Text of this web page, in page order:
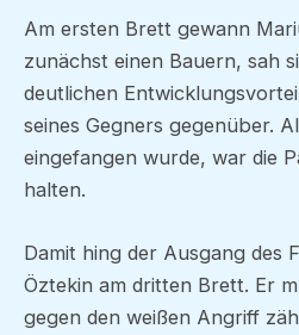
Am ersten Brett gewann
zunächst einen Bauern, sah
deutlichen
seines Gegners gegenüber.
eingefangen wurde, war die
halten.
Damit hing der Ausgang des
Öztekin am dritten Brett. Er
gegen den weißen Angriff